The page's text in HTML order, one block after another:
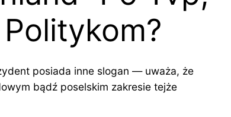
posiada inne slogan — uważa, że
bądź poselskim zakresie tejże